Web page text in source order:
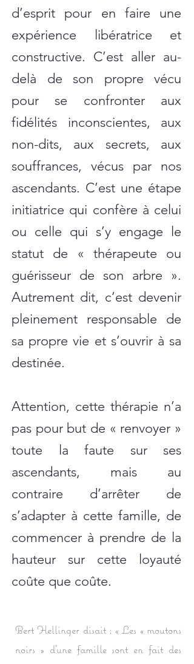
d’esprit pour en faire une
expérience libératrice et
constructive. C’est aller au-
delà de son propre vécu
pour se confronter aux
fidélités inconscientes, aux
non-dits, aux secrets, aux
souffrances, vécus par nos
ascendants. C’est une étape
initiatrice qui confère à celui
ou celle qui s’y engage le
statut de « thérapeute ou
guérisseur de son arbre ».
Autrement dit, c’est devenir
pleinement responsable de
sa propre vie et s’ouvrir à sa
destinée.
Attention, cette thérapie n’a
pas pour but de « renvoyer »
toute la faute sur ses
ascendants, mais au
contraire d’arrêter de
s’adapter à cette famille, de
commencer à prendre de la
hauteur sur cette loyauté
coûte que coûte.
Bert Hellinger disait : « Les « moutons
noirs » d’une famille sont en fait des